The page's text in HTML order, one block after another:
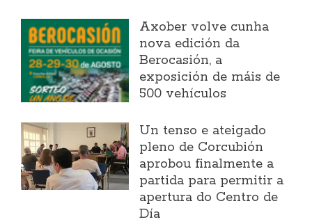
Axober volve cunha
nova edición da
Berocasión, a
exposición de máis de
500 vehículos
Un tenso e ateigado
pleno de Corcubión
aprobou finalmente a
partida para permitir a
apertura do Centro de
Día